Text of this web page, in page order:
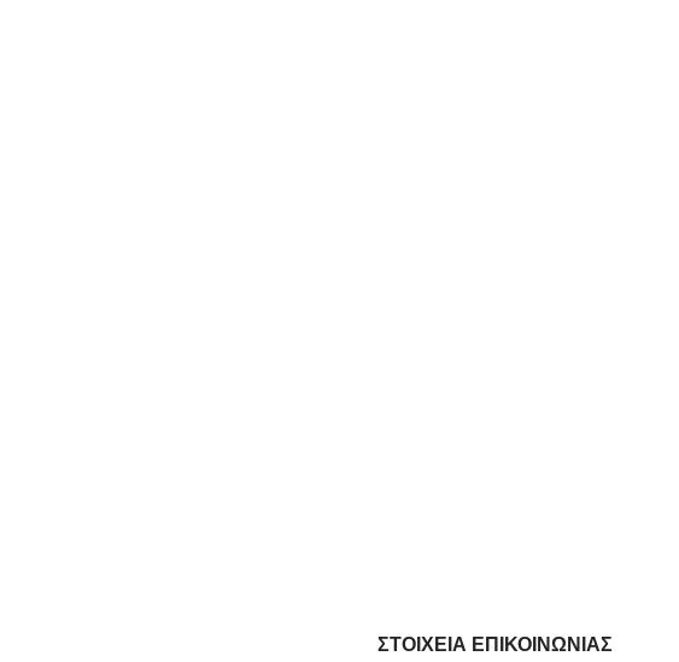
ΣΤΟΙΧΕΙΑ ΕΠΙΚΟΙΝΩΝΙΑΣ